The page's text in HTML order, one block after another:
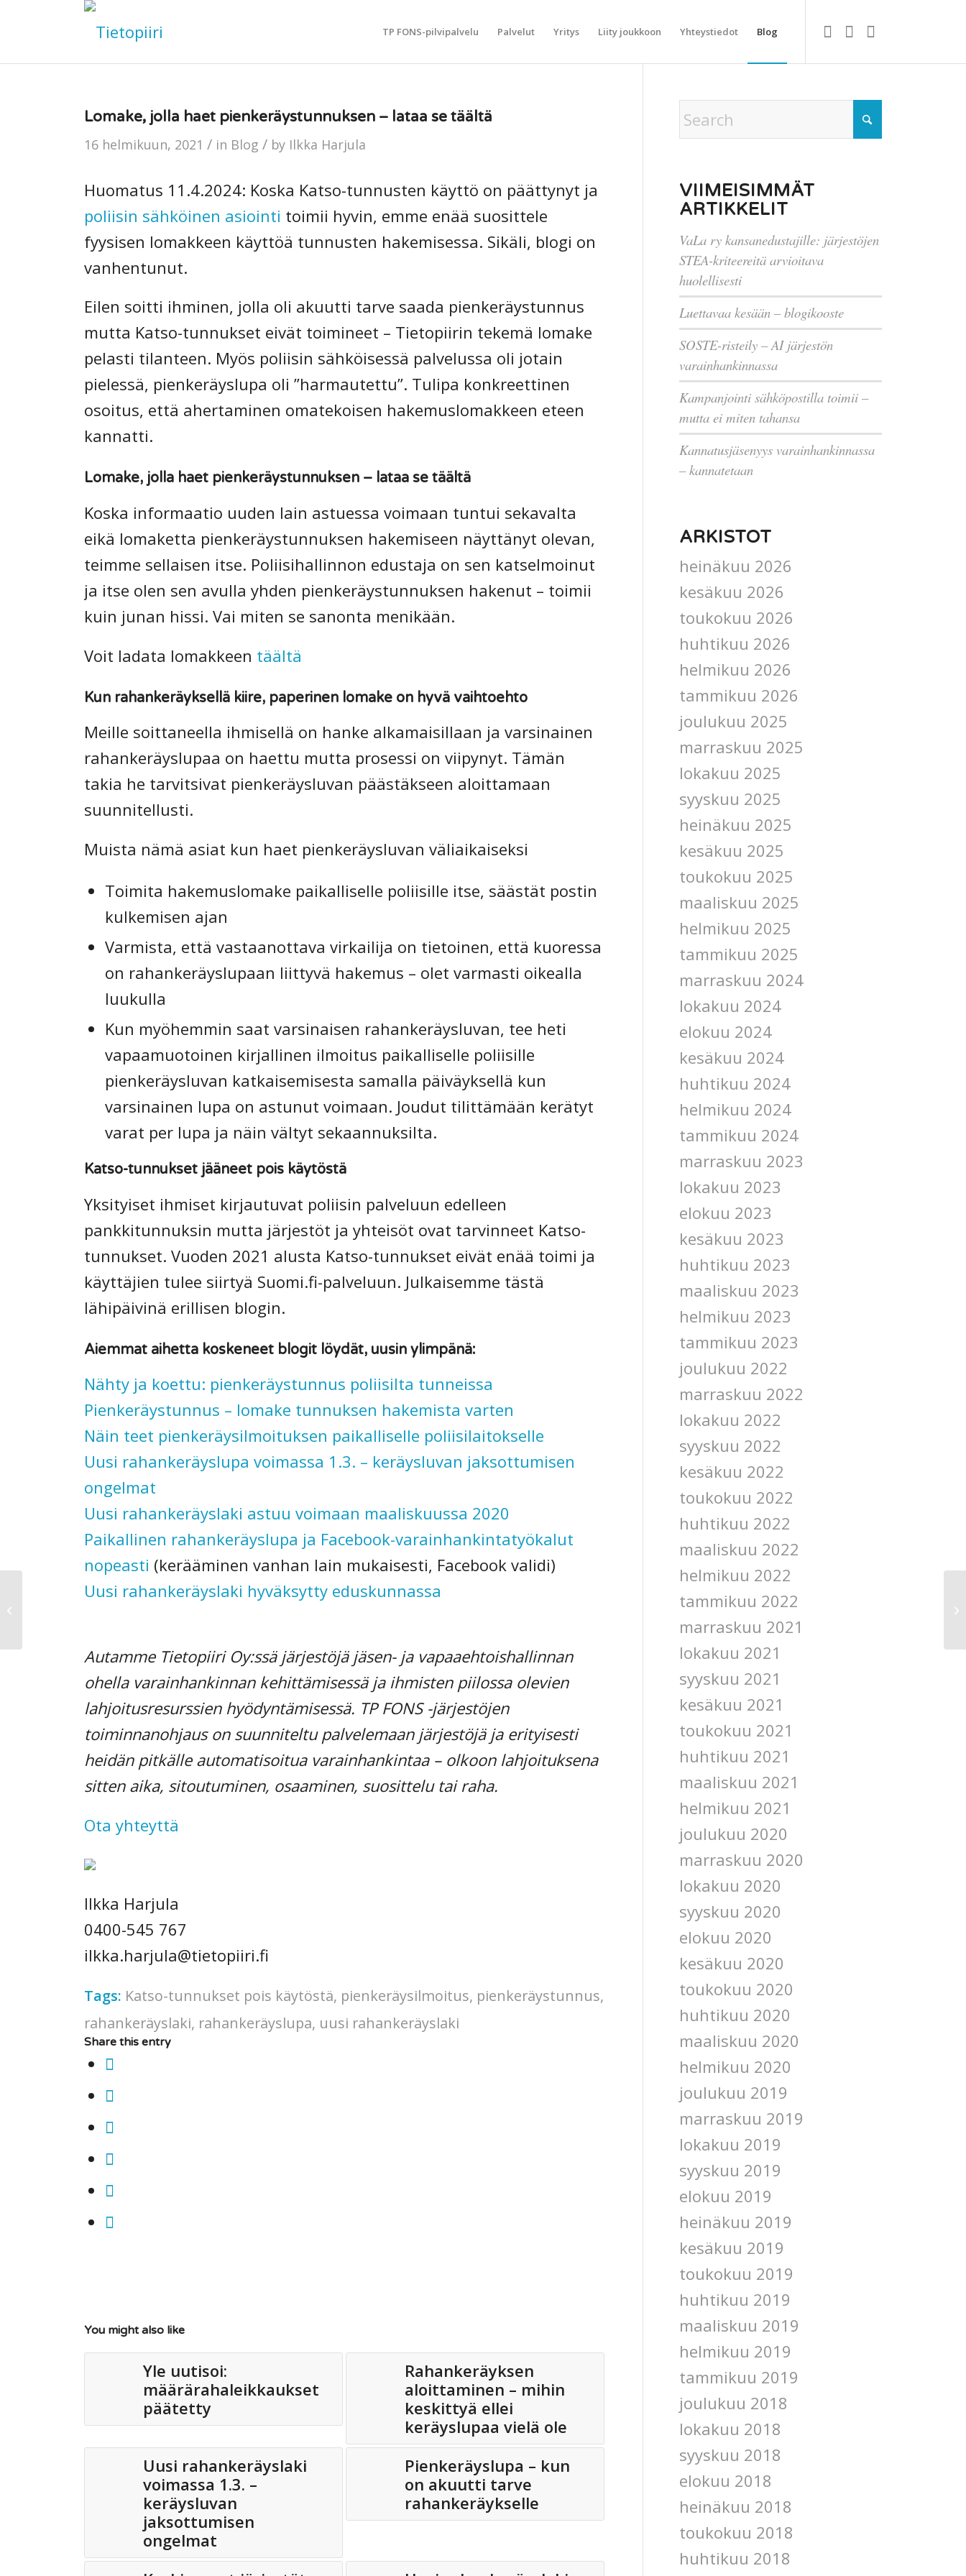
TP FONS-pilvipalvelu Palvelut Yritys Liity joukkoon Yhteystiedot Blog
Lomake, jolla haet pienkeräystunnuksen – lataa se täältä
16 helmikuun, 2021 / in Blog / by Ilkka Harjula
Huomatus 11.4.2024: Koska Katso-tunnusten käyttö on päättynyt ja
poliisin sähköinen asiointi toimii hyvin, emme enää suosittele
fyysisen lomakkeen käyttöä tunnusten hakemisessa. Sikäli, blogi on
vanhentunut.
Eilen soitti ihminen, jolla oli akuutti tarve saada pienkeräystunnus
mutta Katso-tunnukset eivät toimineet – Tietopiirin tekemä lomake
pelasti tilanteen. Myös poliisin sähköisessä palvelussa oli jotain
pielessä, pienkeräyslupa oli ”harmautettu”. Tulipa konkreettinen
osoitus, että ahertaminen omatekoisen hakemuslomakkeen eteen
kannatti.
Lomake, jolla haet pienkeräystunnuksen – lataa se täältä
Koska informaatio uuden lain astuessa voimaan tuntui sekavalta
eikä lomaketta pienkeräystunnuksen hakemiseen näyttänyt olevan,
teimme sellaisen itse. Poliisihallinnon edustaja on sen katselmoinut
ja itse olen sen avulla yhden pienkeräystunnuksen hakenut – toimii
kuin junan hissi. Vai miten se sanonta menikään.
Voit ladata lomakkeen täältä
Kun rahankeräyksellä kiire, paperinen lomake on hyvä vaihtoehto
Meille soittaneella ihmisellä on hanke alkamaisillaan ja varsinainen
rahankeräyslupaa on haettu mutta prosessi on viipynyt. Tämän
takia he tarvitsivat pienkeräysluvan päästäkseen aloittamaan
suunnitellusti.
Muista nämä asiat kun haet pienkeräysluvan väliaikaiseksi
Toimita hakemuslomake paikalliselle poliisille itse, säästät postin
kulkemisen ajan
Varmista, että vastaanottava virkailija on tietoinen, että kuoressa
on rahankeräyslupaan liittyvä hakemus – olet varmasti oikealla
luukulla
Kun myöhemmin saat varsinaisen rahankeräysluvan, tee heti
vapaamuotoinen kirjallinen ilmoitus paikalliselle poliisille
pienkeräysluvan katkaisemisesta samalla päiväyksellä kun
varsinainen lupa on astunut voimaan. Joudut tilittämään kerätyt
varat per lupa ja näin vältyt sekaannuksilta.
Katso-tunnukset jääneet pois käytöstä
Yksityiset ihmiset kirjautuvat poliisin palveluun edelleen
pankkitunnuksin mutta järjestöt ja yhteisöt ovat tarvinneet Katso-
tunnukset. Vuoden 2021 alusta Katso-tunnukset eivät enää toimi ja
käyttäjien tulee siirtyä Suomi.fi-palveluun. Julkaisemme tästä
lähipäivinä erillisen blogin.
Aiemmat aihetta koskeneet blogit löydät, uusin ylimpänä:
Nähty ja koettu: pienkeräystunnus poliisilta tunneissa
Pienkeräystunnus – lomake tunnuksen hakemista varten
Näin teet pienkeräysilmoituksen paikalliselle poliisilaitokselle
Uusi rahankeräyslupa voimassa 1.3. – keräysluvan jaksottumisen
ongelmat
Uusi rahankeräyslaki astuu voimaan maaliskuussa 2020
Paikallinen rahankeräyslupa ja Facebook-varainhankintatyökalut
nopeasti (kerääminen vanhan lain mukaisesti, Facebook validi)
Uusi rahankeräyslaki hyväksytty eduskunnassa
Autamme Tietopiiri Oy:ssä järjestöjä jäsen- ja vapaaehtoishallinnan
ohella varainhankinnan kehittämisessä ja ihmisten piilossa olevien
lahjoitusresurssien hyödyntämisessä. TP FONS -järjestöjen
toiminnanohjaus on suunniteltu palvelemaan järjestöjä ja erityisesti
heidän pitkälle automatisoitua varainhankintaa – olkoon lahjoituksena
sitten aika, sitoutuminen, osaaminen, suosittelu tai raha.
Ota yhteyttä
Ilkka Harjula
0400-545 767
ilkka.harjula@tietopiiri.fi
Tags: Katso-tunnukset pois käytöstä, pienkeräysilmoitus, pienkeräystunnus,
rahankeräyslaki, rahankeräyslupa, uusi rahankeräyslaki
Share this entry
You might also like
Yle uutisoi:
määrärahaleikkaukset
päätetty
Rahankeräyksen
aloittaminen – mihin
keskittyä ellei
keräyslupaa vielä ole
Uusi rahankeräyslaki
voimassa 1.3. –
keräysluvan
jaksottumisen
ongelmat
Pienkeräyslupa – kun
on akuutti tarve
rahankeräykselle
VIIMEISIMMÄT
ARTIKKELIT
VaLa ry kansanedustajille: järjestöjen
STEA-kriteereitä arvioitava
huolellisesti
Luettavaa kesään – blogikooste
SOSTE-risteily – AI järjestön
varainhankinnassa
Kampanjointi sähköpostilla toimii –
mutta ei miten tahansa
Kannatusjäsenyys varainhankinnassa
– kannatetaan
ARKISTOT
heinäkuu 2026
kesäkuu 2026
toukokuu 2026
huhtikuu 2026
helmikuu 2026
tammikuu 2026
joulukuu 2025
marraskuu 2025
lokakuu 2025
syyskuu 2025
heinäkuu 2025
kesäkuu 2025
toukokuu 2025
maaliskuu 2025
helmikuu 2025
tammikuu 2025
marraskuu 2024
lokakuu 2024
elokuu 2024
kesäkuu 2024
huhtikuu 2024
helmikuu 2024
tammikuu 2024
marraskuu 2023
lokakuu 2023
elokuu 2023
kesäkuu 2023
huhtikuu 2023
maaliskuu 2023
helmikuu 2023
tammikuu 2023
joulukuu 2022
marraskuu 2022
lokakuu 2022
syyskuu 2022
kesäkuu 2022
toukokuu 2022
huhtikuu 2022
maaliskuu 2022
helmikuu 2022
tammikuu 2022
marraskuu 2021
lokakuu 2021
syyskuu 2021
kesäkuu 2021
toukokuu 2021
huhtikuu 2021
maaliskuu 2021
helmikuu 2021
joulukuu 2020
marraskuu 2020
lokakuu 2020
syyskuu 2020
elokuu 2020
kesäkuu 2020
toukokuu 2020
huhtikuu 2020
maaliskuu 2020
helmikuu 2020
joulukuu 2019
marraskuu 2019
lokakuu 2019
syyskuu 2019
elokuu 2019
heinäkuu 2019
kesäkuu 2019
toukokuu 2019
huhtikuu 2019
maaliskuu 2019
helmikuu 2019
tammikuu 2019
joulukuu 2018
lokakuu 2018
syyskuu 2018
elokuu 2018
heinäkuu 2018
toukokuu 2018
huhtikuu 2018
Järjestödigi-kartoitus